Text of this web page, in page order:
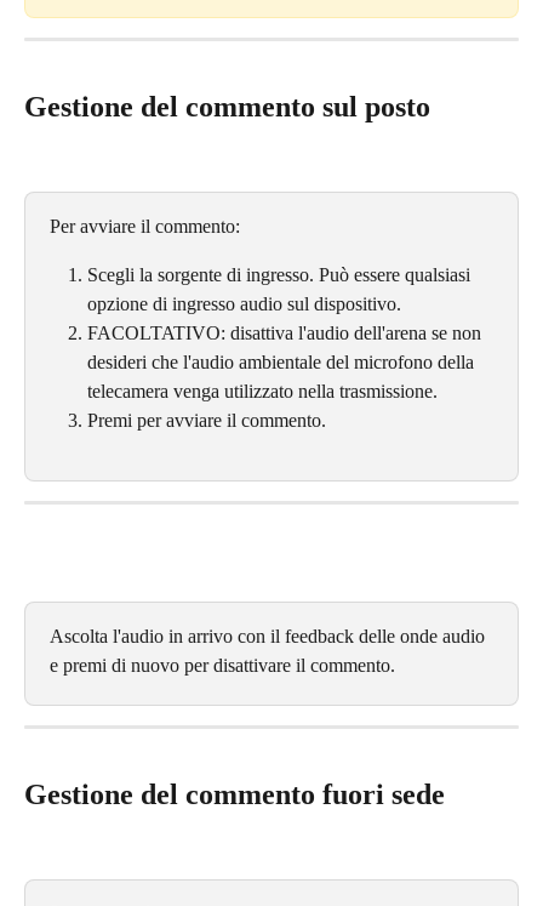
Gestione del commento sul posto
Per avviare il commento:
Scegli la sorgente di ingresso. Può essere qualsiasi
opzione di ingresso audio sul dispositivo.
FACOLTATIVO: disattiva l'audio dell'arena se non
desideri che l'audio ambientale del microfono della
telecamera venga utilizzato nella trasmissione.
Premi per avviare il commento.
Ascolta l'audio in arrivo con il feedback delle onde audio
e premi di nuovo per disattivare il commento.
Gestione del commento fuori sede